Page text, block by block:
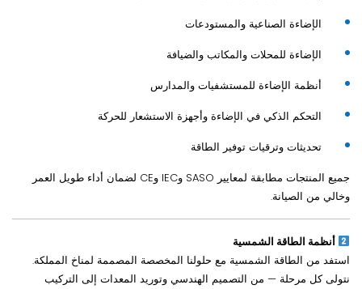
الإضاءة الصناعية والمستودعات
الإضاءة للمحلات والمكاتب والضيافة
أنظمة الإضاءة للمستشفيات والمدارس
التحكم الذكي في الإضاءة وأجهزة الاستشعار للحركة
تحديثات وترقيات توفير الطاقة
جميع المنتجات مطابقة لمعايير SASO وIEC وCE لضمان أداء طويل العمر
وخالي من الصيانة.
أنظمة الطاقة الشمسية
استفد من الطاقة الشمسية مع حلولنا المخصصة المصممة لمناخ المملكة.
نتولى كل مرحلة — من التصميم الهندسي وتوريد المعدات إلى التركيب